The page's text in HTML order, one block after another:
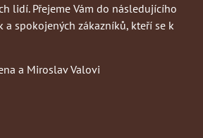
lidí. Přejeme Vám do následujícího
a spokojených zákazníků, kteří se k
a Miroslav Valovi